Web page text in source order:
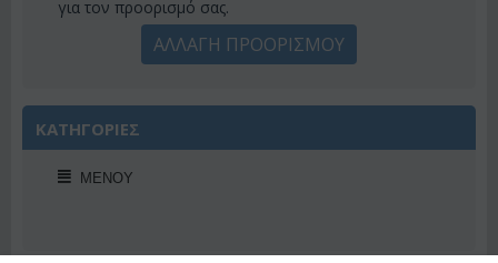
για τον προορισμό σας.
ΑΛΛΑΓΗ ΠΡΟΟΡΙΣΜΟΥ
ΚΑΤΗΓΟΡΙΕΣ
ΜΕΝΟΎ